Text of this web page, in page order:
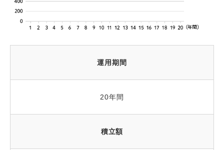
運用期間
20年間
積立額